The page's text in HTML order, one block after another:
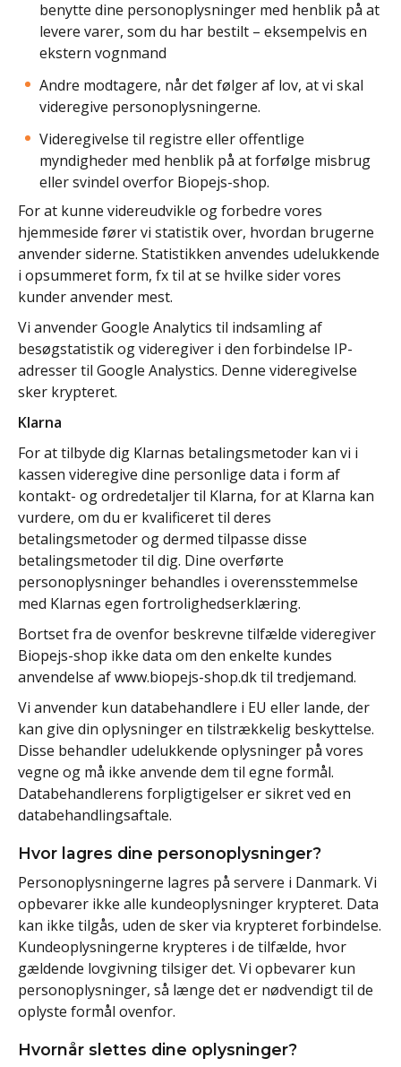
benytte dine personoplysninger med henblik på at
levere varer, som du har bestilt – eksempelvis en
ekstern vognmand
Andre modtagere, når det følger af lov, at vi skal
videregive personoplysningerne.
Videregivelse til registre eller offentlige
myndigheder med henblik på at forfølge misbrug
eller svindel overfor Biopejs-shop.
For at kunne videreudvikle og forbedre vores
hjemmeside fører vi statistik over, hvordan brugerne
anvender siderne. Statistikken anvendes udelukkende
i opsummeret form, fx til at se hvilke sider vores
kunder anvender mest.
Vi anvender Google Analytics til indsamling af
besøgstatistik og videregiver i den forbindelse IP-
adresser til Google Analystics. Denne videregivelse
sker krypteret.
Klarna
For at tilbyde dig Klarnas betalingsmetoder kan vi i
kassen videregive dine personlige data i form af
kontakt- og ordredetaljer til Klarna, for at Klarna kan
vurdere, om du er kvalificeret til deres
betalingsmetoder og dermed tilpasse disse
betalingsmetoder til dig. Dine overførte
personoplysninger behandles i overensstemmelse
med Klarnas egen fortrolighedserklæring.
Bortset fra de ovenfor beskrevne tilfælde videregiver
Biopejs-shop ikke data om den enkelte kundes
anvendelse af www.biopejs-shop.dk til tredjemand.
Vi anvender kun databehandlere i EU eller lande, der
kan give din oplysninger en tilstrækkelig beskyttelse.
Disse behandler udelukkende oplysninger på vores
vegne og må ikke anvende dem til egne formål.
Databehandlerens forpligtigelser er sikret ved en
databehandlingsaftale.
Hvor lagres dine personoplysninger?
Personoplysningerne lagres på servere i Danmark. Vi
opbevarer ikke alle kundeoplysninger krypteret. Data
kan ikke tilgås, uden de sker via krypteret forbindelse.
Kundeoplysningerne krypteres i de tilfælde, hvor
gældende lovgivning tilsiger det. Vi opbevarer kun
personoplysninger, så længe det er nødvendigt til de
oplyste formål ovenfor.
Hvornår slettes dine oplysninger?